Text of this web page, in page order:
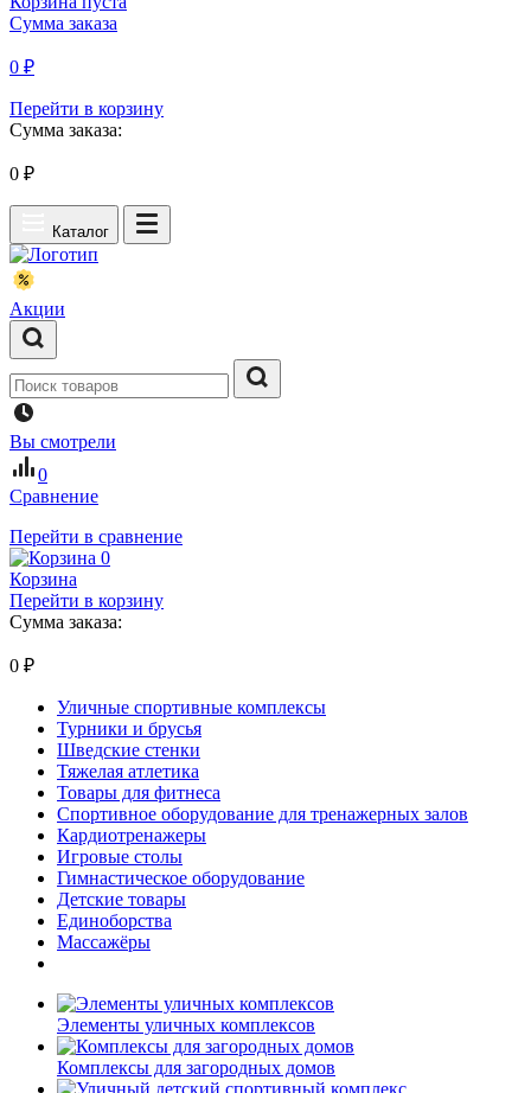
Сумма заказа
0 ₽
Перейти в корзину
Сумма заказа:
0 ₽
Каталог
Акции
Вы смотрели
0
Сравнение
Перейти в сравнение
0
Корзина
Перейти в корзину
Сумма заказа:
0 ₽
Уличные спортивные комплексы
Турники и брусья
Шведские стенки
Тяжелая атлетика
Товары для фитнеса
Спортивное оборудование для тренажерных залов
Кардиотренажеры
Игровые столы
Гимнастическое оборудование
Детские товары
Единоборства
Массажёры
Элементы уличных комплексов
Комплексы для загородных домов